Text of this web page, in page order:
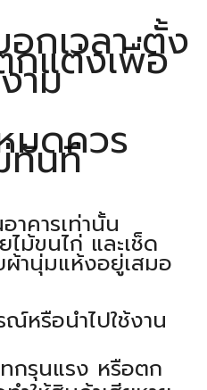
อกเวลา ตั้ง
กแต่งเพื่อ
าม
มดควร
ทันที
าคารเท่านั้น
ม้ขนไก่ และเช็ด
ผ้านุ่มแห้งอยู่เสมอ
หรือนำไปใช้งาน
กรุนแรง หรือตก